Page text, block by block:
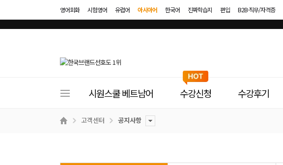
영어회화 시험영어 유럽어 아시아어 한국어 진짜학습지 편입 B2B·직무/자격증
스
이
메
시원스쿨 베트남어 수강신청 수강후기
고객센터 공지사항